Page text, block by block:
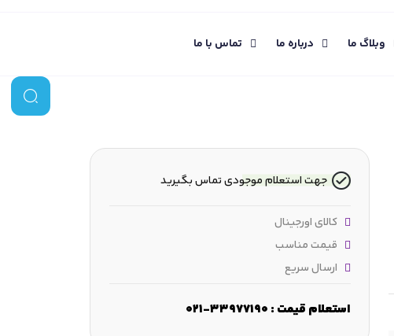
وبلاگ ما درباره ما تماس با ما
جهت استعلام موجودی تماس بگیرید
کالای اورجینال
قیمت مناسب
ارسال سریع
استعلام قیمت : 33977190-021